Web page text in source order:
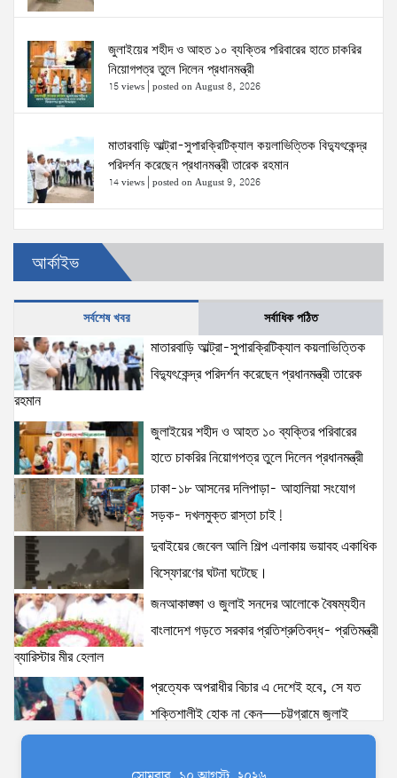
জুলাইয়ের শহীদ ও আহত ১০ ব্যক্তির পরিবারের হাতে চাকরির
নিয়োগপত্র তুলে দিলেন প্রধানমন্ত্রী
15 views posted on August 8, 2026
মাতারবাড়ি আল্ট্রা-সুপারক্রিটিক্যাল কয়লাভিত্তিক বিদ্যুৎকেন্দ্র
পরিদর্শন করেছেন প্রধানমন্ত্রী তারেক রহমান
14 views posted on August 9, 2026
প্রত্যেক অপরাধীর বিচার এ দেশেই হবে, সে যত শক্তিশালীই
হোক না কেন—চট্টগ্রামে জুলাই গণঅভ্যুত্থান দিবসে প্রতিমন্ত্রী
ব্যারিস্টার মীর হেলাল
7 views|posted on August 5, 2026
জনআকাঙ্ক্ষা ও জুলাই সনদের আলোকে বৈষম্যহীন বাংলাদেশ
গড়তে সরকার প্রতিশ্রুতিবদ্ধ- প্রতিমন্ত্রী ব্যারিস্টার মীর হেলাল
6 views| posted on August 5, 2026
আর্কাইভ
সর্বশেষ খবর সর্বাধিক পঠিত
মাতারবাড়ি আল্ট্রা-সুপারক্রিটিক্যাল কয়লাভিত্তিক
বিদ্যুৎকেন্দ্র পরিদর্শন করেছেন প্রধানমন্ত্রী তারেক
রহমান
জুলাইয়ের শহীদ ও আহত ১০ ব্যক্তির পরিবারের
হাতে চাকরির নিয়োগপত্র তুলে দিলেন প্রধানমন্ত্রী
ঢাকা-১৮ আসনের দলিপাড়া- আহালিয়া সংযোগ
সড়ক- দখলমুক্ত রাস্তা চাই!
দুবাইয়ের জেবেল আলি শিল্প এলাকায় ভয়াবহ একাধিক
বিস্ফোরণের ঘটনা ঘটেছে।
জনআকাঙ্ক্ষা ও জুলাই সনদের আলোকে বৈষম্যহীন
বাংলাদেশ গড়তে সরকার প্রতিশ্রুতিবদ্ধ- প্রতিমন্ত্রী
ব্যারিস্টার মীর হেলাল
প্রত্যেক অপরাধীর বিচার এ দেশেই হবে, সে যত
শক্তিশালীই হোক না কেন—চট্টগ্রামে জুলাই
গণঅভ্যুত্থান দিবসে প্রতিমন্ত্রী ব্যারিস্টার মীর হেলাল
ঢাকাকে পরিবেশবান্ধব ও বাসযোগ্য করতে সরকারের